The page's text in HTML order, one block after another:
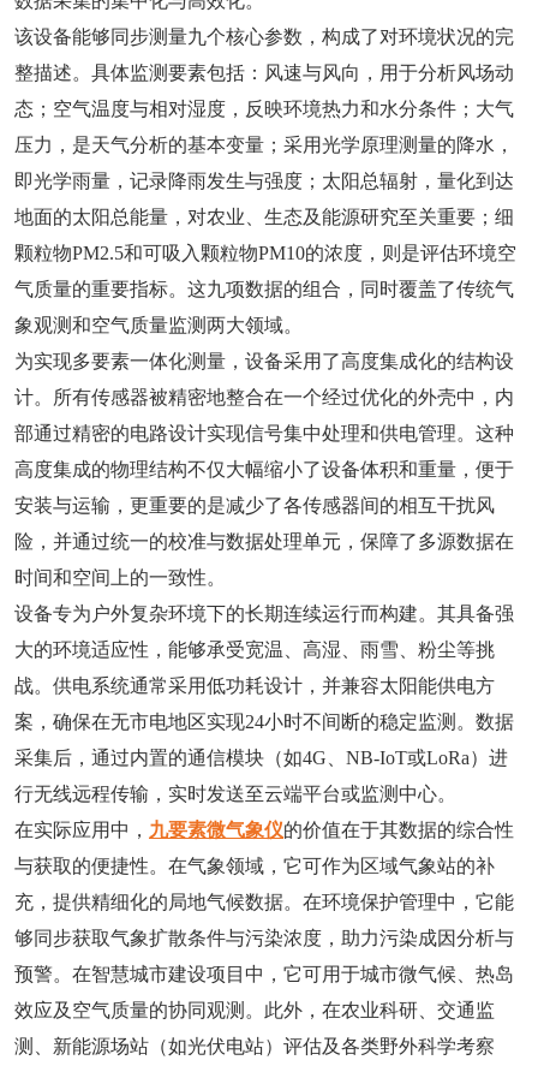
该设备能够同步测量九个核心参数，构成了对环境状况的完
整描述。具体监测要素包括：风速与风向，用于分析风场动
态；空气温度与相对湿度，反映环境热力和水分条件；大气
压力，是天气分析的基本变量；采用光学原理测量的降水，
即光学雨量，记录降雨发生与强度；太阳总辐射，量化到达
地面的太阳总能量，对农业、生态及能源研究至关重要；细
颗粒物PM2.5和可吸入颗粒物PM10的浓度，则是评估环境空
气质量的重要指标。这九项数据的组合，同时覆盖了传统气
象观测和空气质量监测两大领域。
为实现多要素一体化测量，设备采用了高度集成化的结构设
计。所有传感器被精密地整合在一个经过优化的外壳中，内
部通过精密的电路设计实现信号集中处理和供电管理。这种
高度集成的物理结构不仅大幅缩小了设备体积和重量，便于
安装与运输，更重要的是减少了各传感器间的相互干扰风
险，并通过统一的校准与数据处理单元，保障了多源数据在
时间和空间上的一致性。
设备专为户外复杂环境下的长期连续运行而构建。其具备强
大的环境适应性，能够承受宽温、高湿、雨雪、粉尘等挑
战。供电系统通常采用低功耗设计，并兼容太阳能供电方
案，确保在无市电地区实现24小时不间断的稳定监测。数据
采集后，通过内置的通信模块（如4G、NB-IoT或LoRa）进
行无线远程传输，实时发送至云端平台或监测中心。
在实际应用中， 九要素微气象仪的价值在于其数据的综合性
与获取的便捷性。在气象领域，它可作为区域气象站的补
充，提供精细化的局地气候数据。在环境保护管理中，它能
够同步获取气象扩散条件与污染浓度，助力污染成因分析与
预警。在智慧城市建设项目中，它可用于城市微气候、热岛
效应及空气质量的协同观测。此外，在农业科研、交通监
测、新能源场站（如光伏电站）评估及各类野外科学考察